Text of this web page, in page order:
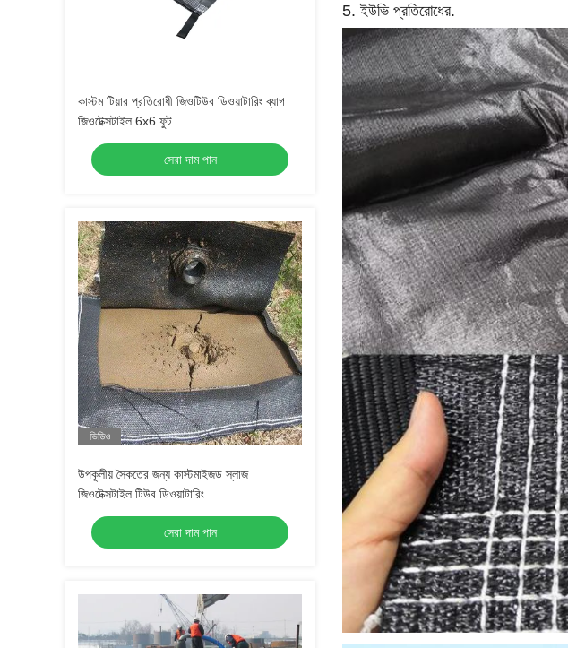
কাস্টম টিয়ার প্রতিরোধী জিওটিউব ডিওয়াটারিং ব্যাগ
জিওটেক্সটাইল 6x6 ফুট
সেরা দাম পান
ভিডিও
উপকূলীয় সৈকতের জন্য কাস্টমাইজড স্লাজ
জিওটেক্সটাইল টিউব ডিওয়াটারিং
সেরা দাম পান
5. ইউভি প্রতিরোধের.